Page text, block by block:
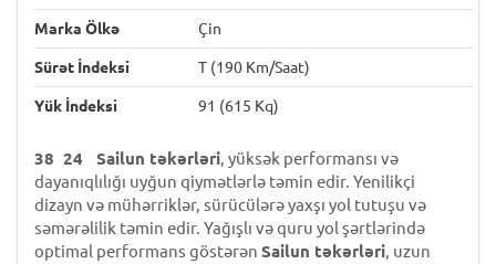
Marka Ölkə Çin
Sürət İndeksi T (190 Km/saat)
Yük İndeksi 91 (615 Kq)
38 24 Sailun təkərləri, yüksək performansı və
dayanıqlılığı uyğun qiymətlərlə təmin edir. Yenilikçi
dizayn və mühərriklər, sürücülərə yaxşı yol tutuşu və
səmərəlilik təmin edir. Yağışlı və quru yol şərtlərində
optimal performans göstərən Sailun təkərləri, uzun